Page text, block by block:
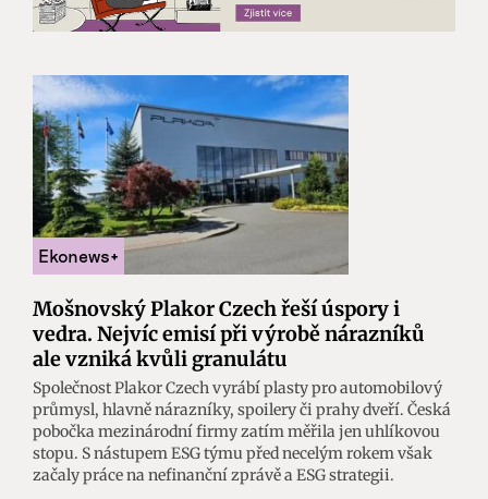
Mošnovský Plakor Czech řeší úspory i
vedra. Nejvíc emisí při výrobě nárazníků
ale vzniká kvůli granulátu
Společnost Plakor Czech vyrábí plasty pro automobilový
průmysl, hlavně nárazníky, spoilery či prahy dveří. Česká
pobočka mezinárodní firmy zatím měřila jen uhlíkovou
stopu. S nástupem ESG týmu před necelým rokem však
začaly práce na nefinanční zprávě a ESG strategii.